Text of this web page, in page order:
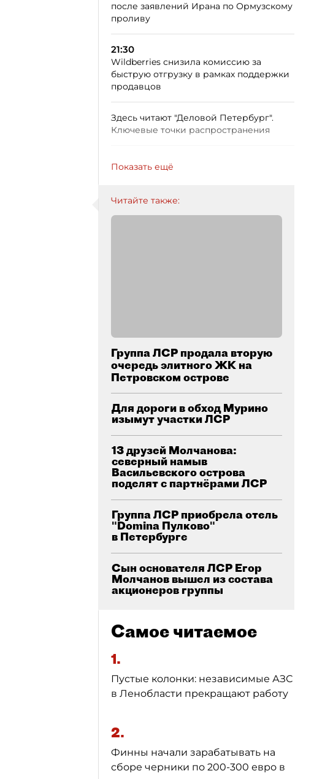
после заявлений Ирана по Ормузскому
проливу
21:30
Wildberries снизила комиссию за
быструю отгрузку в рамках поддержки
продавцов
Здесь читают "Деловой Петербург".
Ключевые точки распространения
Показать ещё
Читайте также:
Группа ЛСР продала вторую
очередь элитного ЖК на
Петровском острове
Для дороги в обход Мурино
изымут участки ЛСР
13 друзей Молчанова:
северный намыв
Васильевского острова
поделят с партнёрами ЛСР
Группа ЛСР приобрела отель
"Domina Пулково"
в Петербурге
Сын основателя ЛСР Егор
Молчанов вышел из состава
акционеров группы
Самое читаемое
1.
Пустые колонки: независимые АЗС
в Ленобласти прекращают работу
2.
Финны начали зарабатывать на
сборе черники по 200-300 евро в